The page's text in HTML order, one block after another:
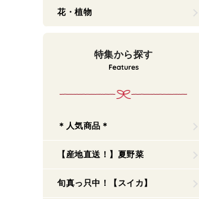
花・植物
特集から探す
＊人気商品＊
【産地直送！】夏野菜
旬真っ只中！【スイカ】